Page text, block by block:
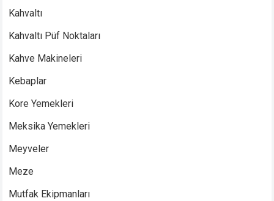
Kahvaltı
Kahvaltı Püf Noktaları
Kahve Makineleri
Kebaplar
Kore Yemekleri
Meksika Yemekleri
Meyveler
Meze
Mutfak Ekipmanları